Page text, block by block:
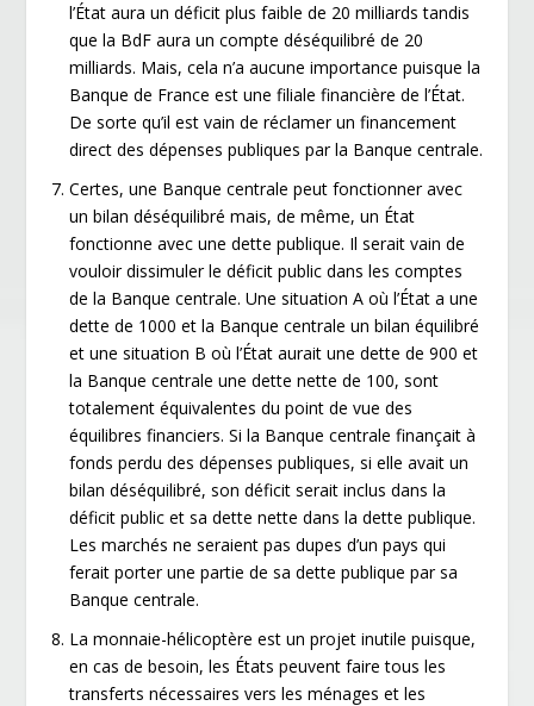
l’État aura un déficit plus faible de 20 milliards tandis
que la BdF aura un compte déséquilibré de 20
milliards. Mais, cela n’a aucune importance puisque la
Banque de France est une filiale financière de l’État.
De sorte qu’il est vain de réclamer un financement
direct des dépenses publiques par la Banque centrale.
Certes, une Banque centrale peut fonctionner avec
un bilan déséquilibré mais, de même, un État
fonctionne avec une dette publique. Il serait vain de
vouloir dissimuler le déficit public dans les comptes
de la Banque centrale. Une situation A où l’État a une
dette de 1000 et la Banque centrale un bilan équilibré
et une situation B où l’État aurait une dette de 900 et
la Banque centrale une dette nette de 100, sont
totalement équivalentes du point de vue des
équilibres financiers. Si la Banque centrale finançait à
fonds perdu des dépenses publiques, si elle avait un
bilan déséquilibré, son déficit serait inclus dans la
déficit public et sa dette nette dans la dette publique.
Les marchés ne seraient pas dupes d’un pays qui
ferait porter une partie de sa dette publique par sa
Banque centrale.
La monnaie-hélicoptère est un projet inutile puisque,
en cas de besoin, les États peuvent faire tous les
transferts nécessaires vers les ménages et les